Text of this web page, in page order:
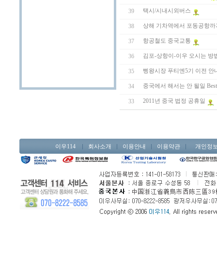
39 택시/시내시외버스
38 상해 기차역에서 포동공항
37 항공철도 중국교통
36 김포-상항이-이우 오시는 방
35 삥왕시장 푸티엔5기 이전 안
34 중국에서 해서는 안 될일
33 2011년 중국 법정 공휴일
이우114 회사소개 이용안내 이용약관 개인정